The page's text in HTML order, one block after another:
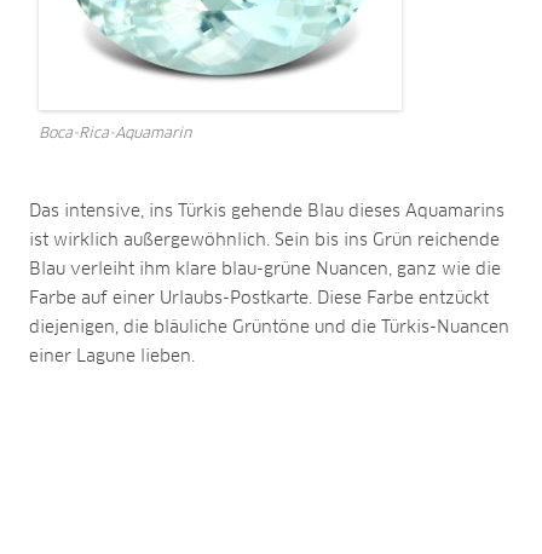
Boca-Rica-Aquamarin
Das intensive, ins Türkis gehende Blau dieses Aquamarins
ist wirklich außergewöhnlich. Sein bis ins Grün reichende
Blau verleiht ihm klare blau-grüne Nuancen, ganz wie die
Farbe auf einer Urlaubs-Postkarte. Diese Farbe entzückt
diejenigen, die bläuliche Grüntöne und die Türkis-Nuancen
einer Lagune lieben.